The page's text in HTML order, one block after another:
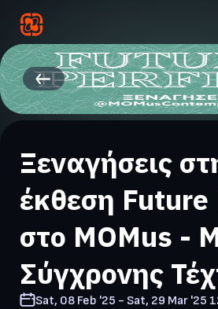
Ξεναγήσεις
έκθεση
στο MOMus -
Σύγχρονης
Sat, 08 Feb '25 - Sat, 29 Mar '25